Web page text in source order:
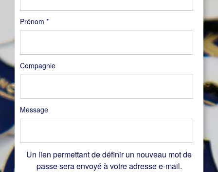
Prénom *
Compagnie
Message
Un lien permettant de définir un nouveau mot de
passe sera envoyé à votre adresse e-mail.